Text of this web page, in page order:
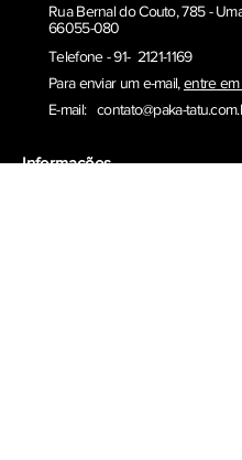
Rua Bernal do Couto, 785 -
66055-080
Telefone - 91- 2121-1169
Para enviar um e-mail,entre
E-mail: contato@paka-
Informações